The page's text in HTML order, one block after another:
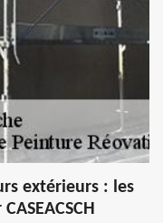
extérieurs : les